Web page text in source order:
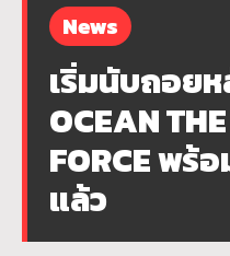
News
เริ่มนับถอยห
OCEAN
FORCE พร้
แล้ว